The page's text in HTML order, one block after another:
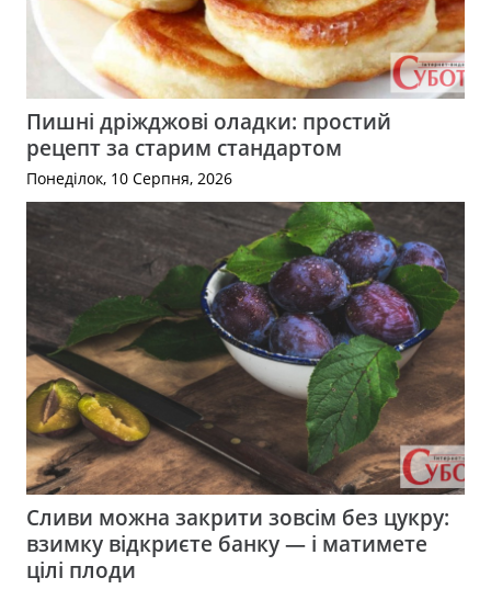
Пишні дріжджові оладки: простий
рецепт за старим стандартом
Понеділок, 10 Серпня, 2026
Сливи можна закрити зовсім без цукру:
взимку відкриєте банку — і матимете
цілі плоди